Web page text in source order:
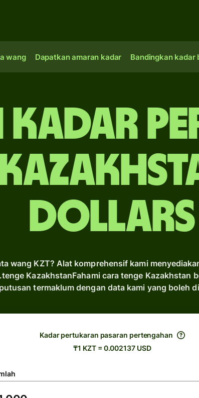
wang Dapatkan amaran kadar Bandingkan kadar
dollars
wang KZT? Alat komprehensif kami
KazakhstanFahami cara tenge Kazakhstan
termaklum dengan data kami yang boleh
Kadar pertukaran pasaran pertengahan
₸1 KZT = 0.002137 USD